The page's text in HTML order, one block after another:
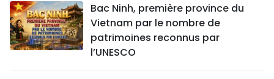
Bac Ninh, première province du
Vietnam par le nombre de
patrimoines reconnus par
l’UNESCO